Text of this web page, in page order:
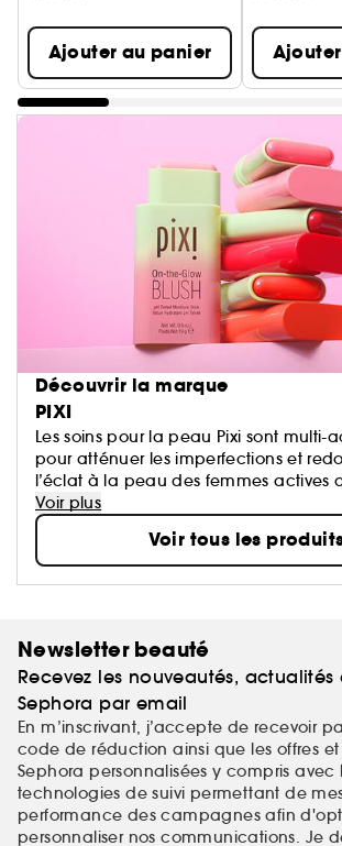
Ajouter au panier
Découvrir la marque
PIXI
Les soins pour la peau Pixi sont multi-
pour atténuer les imperfections et
l’éclat à la peau des femmes actives
de temps à perdre. La marque offre
innovantes, enrichies d'actifs et
d'origine végétale.
Voir plus
Voir tous les
Newsletter beauté
Recevez les nouveautés, actualités
Sephora par email
En m’inscrivant, j’accepte de recevoir
code de réduction ainsi que les offres
Sephora personnalisées y compris avec
technologies de suivi permettant de
performance des campagnes afin
personnaliser nos communications. Je